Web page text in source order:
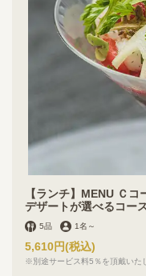
【ランチ】MENU Ｃ
デザートが選べるコー
5品 1名 ～
5,610円(税込)
※別途サービス料5％を頂戴いた